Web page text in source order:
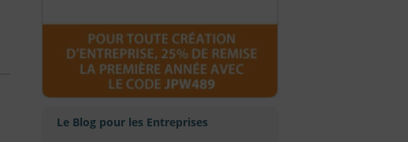
Le Blog pour les Entreprises